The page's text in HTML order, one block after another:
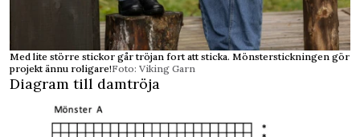
Med lite större stickor går tröjan fort att sticka. Mönsterstickningen gör
projekt ännu roligare!Foto: Viking Garn
Diagram till damtröja